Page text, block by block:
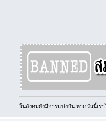
ในสังคมยังมีการแบ่งปัน หากวันนี้เร